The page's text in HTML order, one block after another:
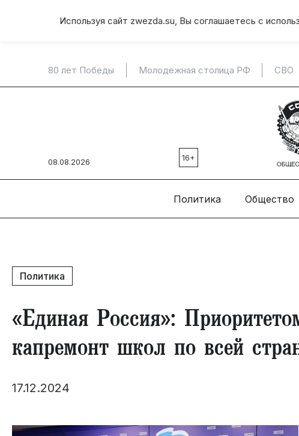
Используя сайт zwezda.su, Вы соглашаетесь с
80 лет Победы Молодежная столица РФ СВО
08.08.2026 16+
Политика Общество
Политика
«Единая Россия»:
капремонт школ по всей
17.12.2024